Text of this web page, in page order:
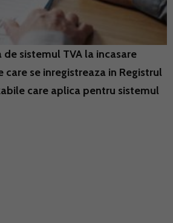
sistemul TVA la incasare
se inregistreaza in Registrul
care aplica pentru sistemul